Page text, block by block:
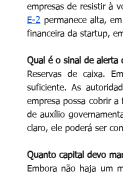
empresas de resistir à
E-2 permanece alta,
financeira da startup,
Qual é o sinal de alerta
Reservas de caixa.
suficiente. As
empresa possa cobrir
de auxílio
claro, ele poderá ser
Quanto capital devo
Embora não haja um